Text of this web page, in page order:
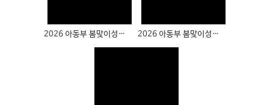
2026 아동부 봄맞이성경학교(게임챌린지&키친챌린지) 2026 아동부 봄맞이성경학교(예배&찬양&공과공부)